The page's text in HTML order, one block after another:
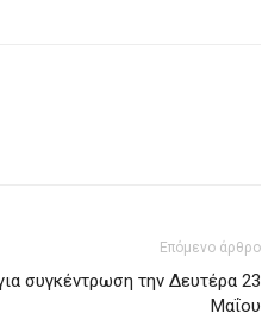
Επόμενο άρθρο
συγκέντρωση την Δευτέρα 23
Μαΐου